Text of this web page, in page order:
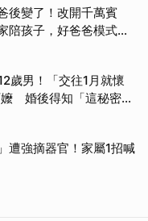
後變了！改開千萬賓
陪孩子，好爸爸模式全
歲男！「交往1月就懷
婚後得知「這秘密」
遭強摘器官！家屬1招喊